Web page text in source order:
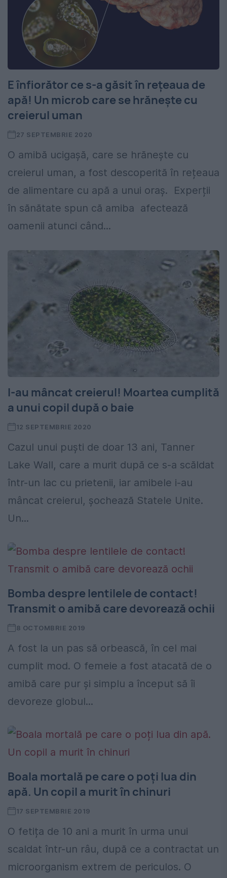
E înfiorător ce s-a găsit în rețeaua de
apă! Un microb care se hrănește cu
creierul uman
27 SEPTEMBRIE 2020
O amibă ucigașă, care se hrănește cu
creierul uman, a fost descoperită în rețeaua
de alimentare cu apă a unui oraș. Experții
în sănătate spun că amiba afectează
oamenii atunci când...
I-au mâncat creierul! Moartea cumplită
a unui copil după o baie
12 SEPTEMBRIE 2020
Cazul unui puști de doar 13 ani, Tanner
Lake Wall, care a murit după ce s-a scăldat
într-un lac cu prietenii, iar amibele i-au
mâncat creierul, șochează Statele Unite.
Un...
Bomba despre lentilele de contact!
Transmit o amibă care devorează ochii
8 OCTOMBRIE 2019
A fost la un pas să orbească, în cel mai
cumplit mod. O femeie a fost atacată de o
amibă care pur și simplu a început să îi
devoreze globul...
Boala mortală pe care o poți lua din
apă. Un copil a murit în chinuri
17 SEPTEMBRIE 2019
O fetița de 10 ani a murit în urma unui
scaldat într-un râu, după ce a contractat un
microorganism extrem de periculos. O